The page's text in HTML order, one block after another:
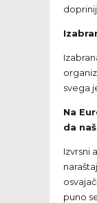
svega
Na
da
Izvrsni
puno